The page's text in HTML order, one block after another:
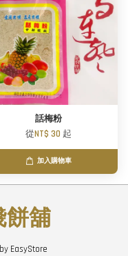
話梅粉
從NT$ 30 起
加入購物車
餅舖
EasyStore